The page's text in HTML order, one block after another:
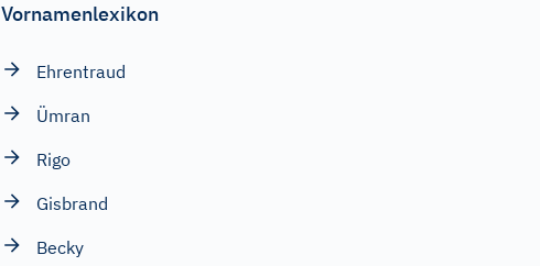
Vornamenlexikon
Ehrentraud
Ümran
Rigo
Gisbrand
Becky